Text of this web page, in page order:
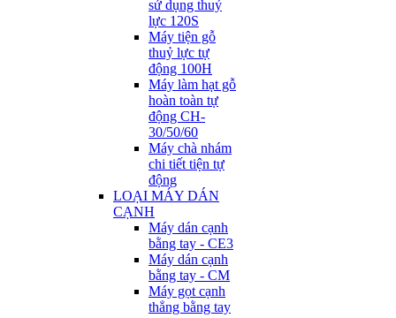
sử dụng thuỷ
lực 120S
Máy tiện gỗ
thuỷ lực tự
động 100H
Máy làm hạt gỗ
hoàn toàn tự
động CH-
30/50/60
Máy chà nhám
chi tiết tiện tự
động
LOẠI MÁY DÁN
CẠNH
Máy dán cạnh
bằng tay - CE3
Máy dán cạnh
bằng tay - CM
Máy gọt cạnh
thẳng bằng tay